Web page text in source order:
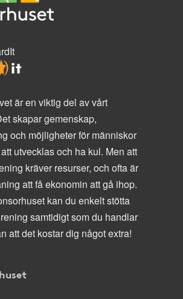
är en viktig del av vårt
skapar gemenskap,
och möjligheter för människor
utvecklas och ha kul. Men att
kräver resurser, och ofta är
att få ekonomin att gå ihop.
kan du enkelt stötta
samtidigt som du handlar
att det kostar dig något extra!